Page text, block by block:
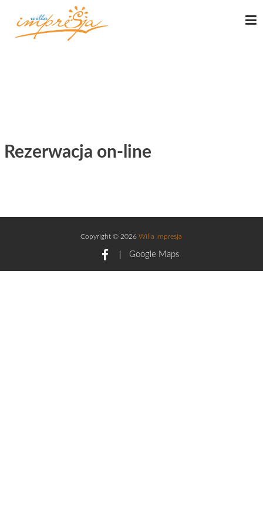
WILLA IMPRESJA
Rezerwacja on-line
Copyright © 2026Willa Impresja
Google Maps